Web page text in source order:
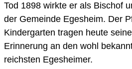
Tod 1898 wirkte er als Bischof
der Gemeinde Egesheim. Der
Kindergarten tragen heute
Erinnerung an den wohl
reichsten Egesheimer.